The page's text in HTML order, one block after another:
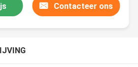
Contacteer ons